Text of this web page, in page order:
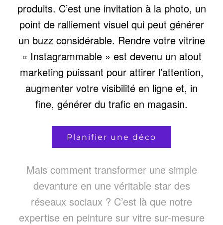
produits. C’est une invitation à la photo, un
point de ralliement visuel qui peut générer
un buzz considérable. Rendre votre vitrine
« Instagrammable » est devenu un atout
marketing puissant pour attirer l’attention,
augmenter votre visibilité en ligne et, in
fine, générer du trafic en magasin.
Planifier une déco
Mais comment transformer une simple
devanture en une véritable star des
réseaux sociaux ? C’est là que notre
expertise en peinture sur vitre sur-mesure